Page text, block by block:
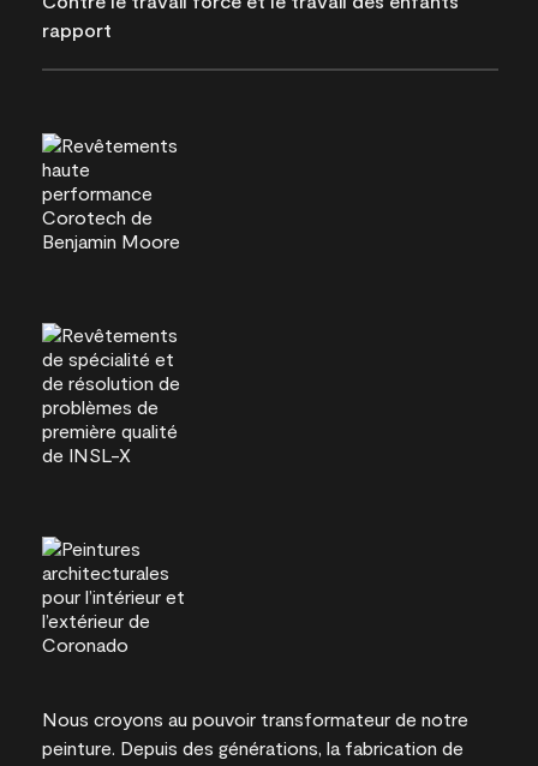
rapport
Nous croyons au pouvoir transformateur de notre
peinture. Depuis des générations, la fabrication de